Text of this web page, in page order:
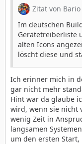
Zitat von Bario
Im deutschen
Gerätetreiberliste
alten Icons
löscht diese und
Ich erinner mich in
gar nicht mehr
Hint war da glaube
wird, wenn sie nicht
wenig Zeit in
langsamen
um den ersten